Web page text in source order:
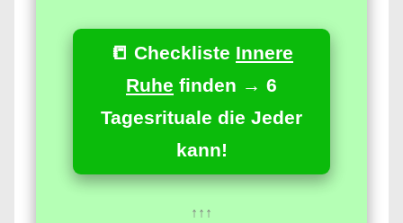
📒 Checkliste Innere
Ruhe finden → 6
Tagesrituale die Jeder
kann!
↑↑↑